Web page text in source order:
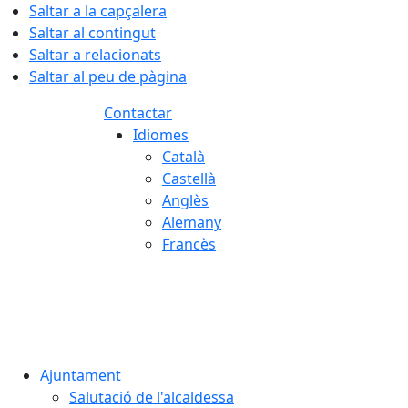
Saltar a la capçalera
Saltar al contingut
Saltar a relacionats
Saltar al peu de pàgina
Contactar
Idiomes
Català
Castellà
Anglès
Alemany
Francès
Ajuntament
Salutació de l'alcaldessa